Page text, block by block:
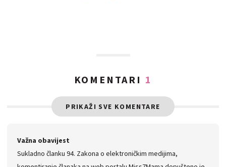
KOMENTARI 1
PRIKAŽI SVE KOMENTARE
Važna obavijest
Sukladno članku 94. Zakona o elektroničkim medijima,